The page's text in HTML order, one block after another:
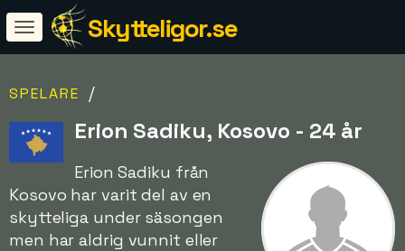
Skytteligor.se
SPELARE /
Erion Sadiku, Kosovo - 24 år
Erion Sadiku från
Kosovo har varit del av en
skytteliga under säsongen
men har aldrig vunnit eller